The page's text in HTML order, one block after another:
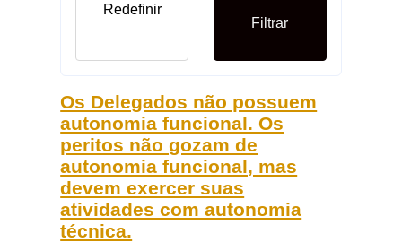
Filtrar
Redefinir
Os Delegados não possuem
autonomia funcional. Os
peritos não gozam de
autonomia funcional, mas
devem exercer suas
atividades com autonomia
técnica.